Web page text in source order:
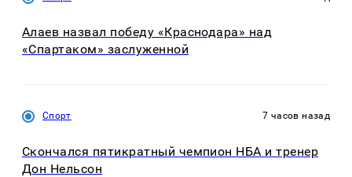
Алаев назвал победу «Краснодара» над
«Спартаком» заслуженной
Спорт 7 часов назад
Скончался пятикратный чемпион НБА и тренер
Дон Нельсон